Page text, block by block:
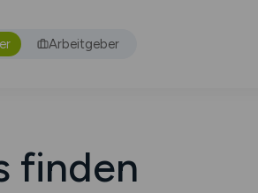
Arbeitgeber
finden